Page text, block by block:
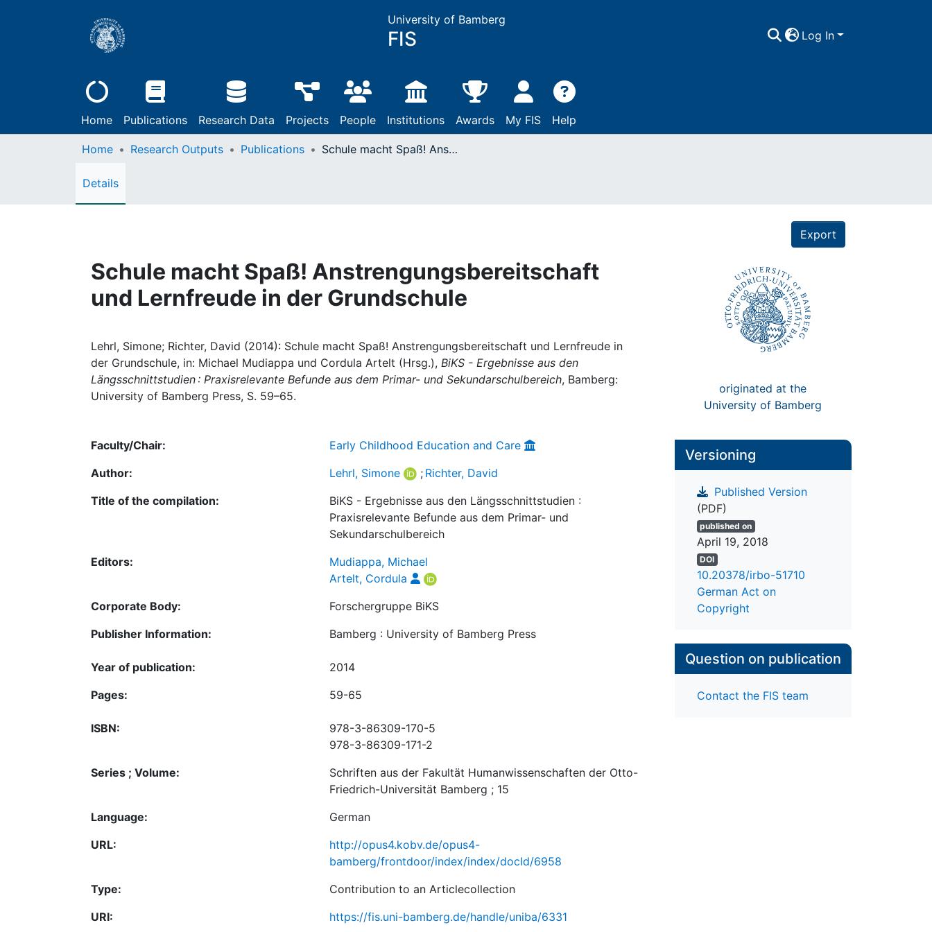
University of Bamberg
FIS Log In
Home Publications Research Data Projects People Institutions Awards My FIS Help
Home Research Outputs Publications Schule macht Spaß! Anstrengungsbereitschaft und Lernfreude in der Grundschule
Details
Export
Schule macht Spaß! Anstrengungsbereitschaft
und Lernfreude in der Grundschule
Lehrl, Simone; Richter, David (2014): Schule macht Spaß! Anstrengungsbereitschaft und Lernfreude in
der Grundschule, in: Michael Mudiappa und Cordula Artelt (Hrsg.), BiKS - Ergebnisse aus den
Längsschnittstudien : Praxisrelevante Befunde aus dem Primar- und Sekundarschulbereich, Bamberg:
University of Bamberg Press, S. 59–65.
originated at the
University of Bamberg
Faculty/Chair:
Early Childhood Education and Care
Author:
Lehrl, Simone ; Richter, David
Title of the compilation:
BiKS - Ergebnisse aus den Längsschnittstudien :
Praxisrelevante Befunde aus dem Primar- und
Sekundarschulbereich
Editors:
Mudiappa, Michael
Artelt, Cordula
Corporate Body:
Forschergruppe BiKS
Publisher Information:
Bamberg : University of Bamberg Press
Year of publication:
2014
Pages:
59-65
ISBN:
978-3-86309-170-5
978-3-86309-171-2
Series ; Volume:
Schriften aus der Fakultät Humanwissenschaften der Otto-
Friedrich-Universität Bamberg ; 15
Language:
German
URL:
http://opus4.kobv.de/opus4-
bamberg/frontdoor/index/index/docId/6958
Type:
Contribution to an Articlecollection
URI:
https://fis.uni-bamberg.de/handle/uniba/6331
Versioning
Published Version
(PDF)
published on
April 19, 2018
DOI
10.20378/irbo-51710
German Act on
Copyright
Question on publication
Contact the FIS team